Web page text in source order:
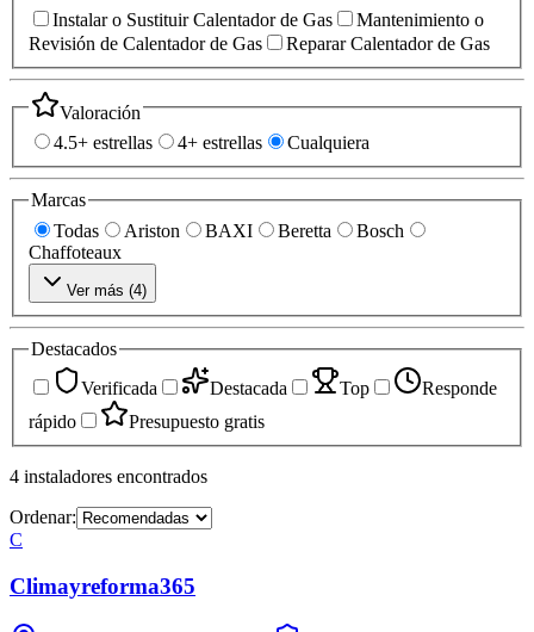
Instalar o Sustituir Calentador de Gas
Mantenimiento o
Revisión de Calentador de Gas
Reparar Calentador de Gas
Valoración
4.5+ estrellas
4+ estrellas Cualquiera
Marcas
Todas
Ariston BAXI Beretta
Bosch
Chaffoteaux
Ver más (4)
Destacados
Verificada
Destacada Top
Responde
rápido
Presupuesto gratis
4 instaladores encontrados
Ordenar:
C
Climayreforma365